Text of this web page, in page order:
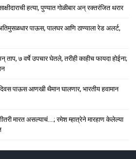
हत्या, पुण्यात गोळीबार अन् रक्तरंजित थरार
पाऊस, पालघर आणि ठाण्याला रेड अलर्ट,
७ वर्षे उपचार घेतले, तरीही काहीच फायदा होईना;
पाऊस आणखी थैमान घालणार, भारतीय हवामान
मारत असल्याचं….; रमेश म्हात्रेने मारहाण केलेल्या